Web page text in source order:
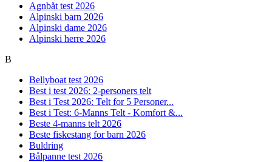
Agnbåt test 2026
Alpinski barn 2026
Alpinski dame 2026
Alpinski herre 2026
B
Bellyboat test 2026
Best i test 2026: 2-personers telt
Best i Test 2026: Telt for 5 Personer...
Best i Test: 6-Manns Telt - Komfort &...
Beste 4-manns telt 2026
Beste fiskestang for barn 2026
Buldring
Bålpanne test 2026